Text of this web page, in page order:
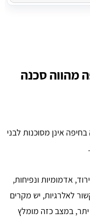
מהווה סכנה
אינן מסוכנות לבני
אדמומיות ונפיחות,
לאלרגיות, יש מקרים
יתר, במצב כזה מומלץ